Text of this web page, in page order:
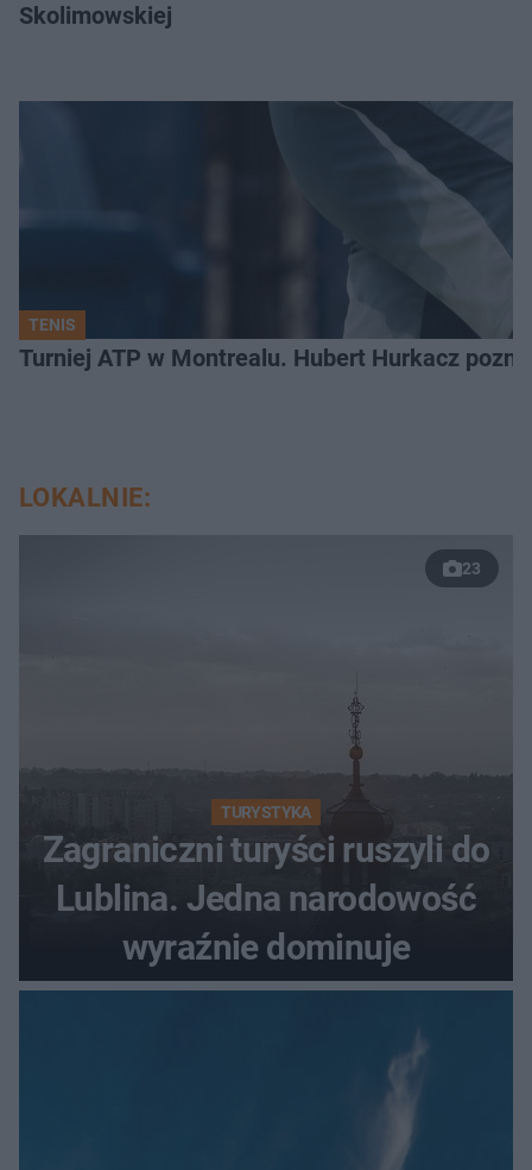
Skolimowskiej
TENIS
Turniej ATP w Montrealu. Hubert Hurkacz
LOKALNIE:
23
TURYSTYKA
Zagraniczni turyści ruszyli do
Lublina. Jedna narodowość
wyraźnie dominuje